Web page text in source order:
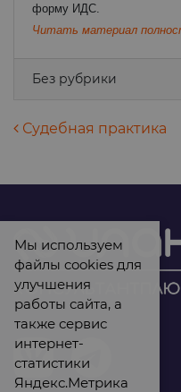
форму ИДС.
Читать материал
Без рубрики
Навигация
Судебная практика
Мы используем
файлы cookies для
улучшения
работы сайта, а
также сервис
интернет-
статистики
Яндекс.Метрика